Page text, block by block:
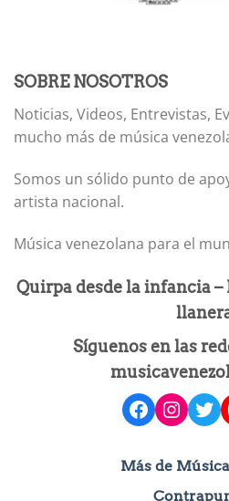
SOBRE NOSOTROS
Noticias, Videos, Entrevistas,
mucho más de música
Somos un sólido punto de
artista nacional.
Música venezolana para el
Quirpa desde la infancia
Síguenos en las
facebook
Más de